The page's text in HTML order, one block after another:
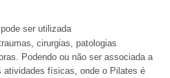
ser utilizada
cirurgias, patologias
Podendo ou não ser associada a
atividades físicas, onde o Pilates é